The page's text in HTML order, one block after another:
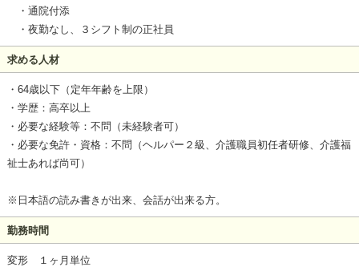
・通院付添
・夜勤なし、３シフト制の正社員
求める人材
・64歳以下（定年年齢を上限）
・学歴：高卒以上
・必要な経験等：不問（未経験者可）
・必要な免許・資格：不問（ヘルパー２級、介護職員初任者研修、介護福
祉士あれば尚可）
※日本語の読み書きが出来、会話が出来る方。
勤務時間
変形 １ヶ月単位